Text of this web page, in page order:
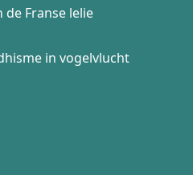
de Franse lelie
in vogelvlucht